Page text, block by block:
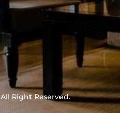
All Right Reserved.